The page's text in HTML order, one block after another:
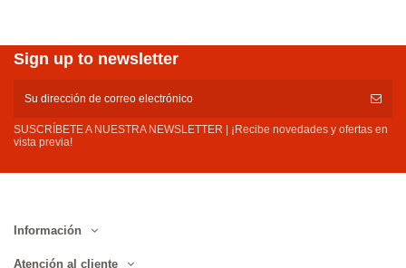
Sign up to newsletter
SUSCRÍBETE A NUESTRA NEWSLETTER | ¡Recibe novedades y ofertas en
vista previa!
Información
Atención al cliente